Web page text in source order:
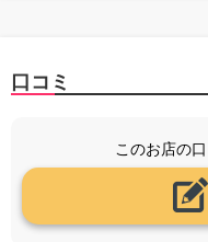
口コミ
このお店の